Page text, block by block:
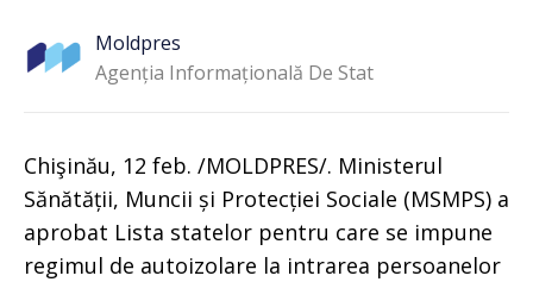
Moldpres
Agenția Informațională De Stat
Chişinău, 12 feb. /MOLDPRES/. Ministerul
Sănătății, Muncii și Protecției Sociale (MSMPS) a
aprobat Lista statelor pentru care se impune
regimul de autoizolare la intrarea persoanelor